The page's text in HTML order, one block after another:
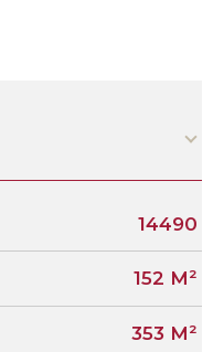
14490
152 M²
353 M²